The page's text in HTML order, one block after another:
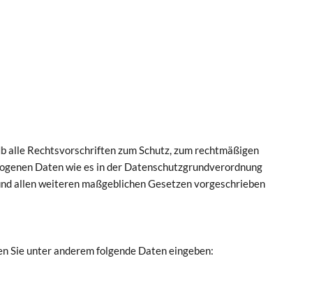
alle Rechtsvorschriften zum Schutz, zum rechtmäßigen
Daten wie es in der Datenschutzgrundverordnung
allen weiteren maßgeblichen Gesetzen vorgeschrieben
Sie unter anderem folgende Daten eingeben: